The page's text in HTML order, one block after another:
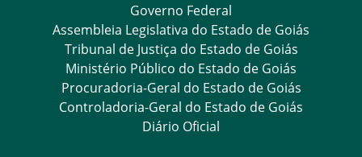
Governo Federal
Assembleia Legislativa do Estado de Goiás
Tribunal de Justiça do Estado de Goiás
Ministério Público do Estado de Goiás
Procuradoria-Geral do Estado de Goiás
Controladoria-Geral do Estado de Goiás
Diário Oficial